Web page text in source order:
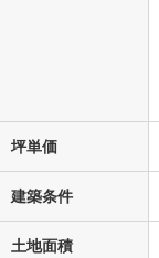
坪単価
建築条件
土地面積